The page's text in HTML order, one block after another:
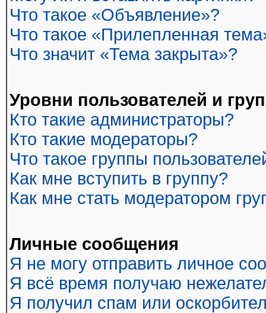
Что такое «Объявление»?
Что такое «Прилепленная
Что значит «Тема закрыта»?
Уровни пользователей и
Кто такие администраторы?
Кто такие модераторы?
Что такое группы
Как мне вступить в группу?
Как мне стать модератором
Личные сообщения
Я не могу отправить личное
Я всё время получаю
Я получил спам или